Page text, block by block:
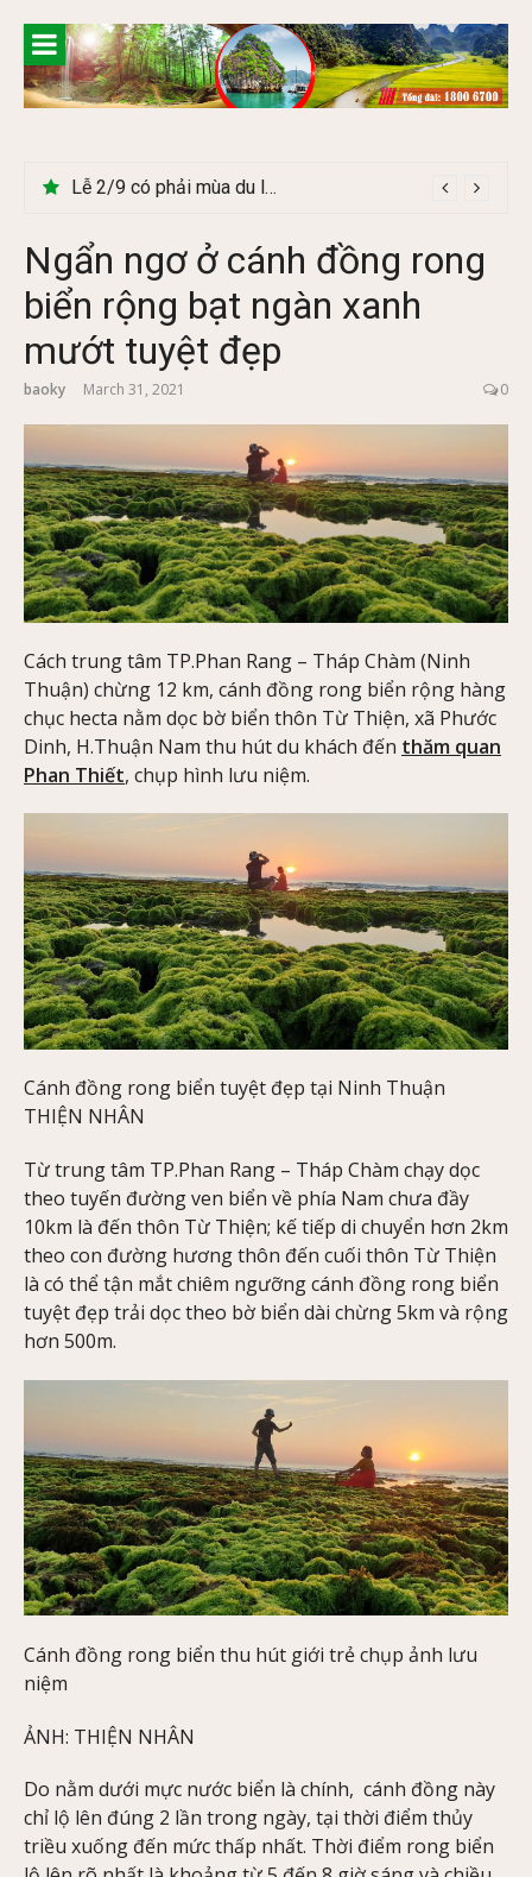
content
Lễ 2/9 có phải mùa du lịch Hà Giang đẹp không?
Cây Ráy khổng lồ tại vườn Quốc gia Cúc Phương
Ngẩn ngơ ở cánh đồng rong
biển rộng bạt ngàn xanh
mướt tuyệt đẹp
baoky March 31, 2021 0
Cách trung tâm TP.Phan Rang – Tháp Chàm (Ninh
Thuận) chừng 12 km, cánh đồng rong biển rộng hàng
chục hecta nằm dọc bờ biển thôn Từ Thiện, xã Phước
Dinh, H.Thuận Nam thu hút du khách đến thăm quan
Phan Thiết, chụp hình lưu niệm.
Cánh đồng rong biển tuyệt đẹp tại Ninh Thuận
THIỆN NHÂN
Từ trung tâm TP.Phan Rang – Tháp Chàm chạy dọc
theo tuyến đường ven biển về phía Nam chưa đầy
10km là đến thôn Từ Thiện; kế tiếp di chuyển hơn 2km
theo con đường hương thôn đến cuối thôn Từ Thiện
là có thể tận mắt chiêm ngưỡng cánh đồng rong biển
tuyệt đẹp trải dọc theo bờ biển dài chừng 5km và rộng
hơn 500m.
Cánh đồng rong biển thu hút giới trẻ chụp ảnh lưu
niệm
ẢNH: THIỆN NHÂN
Do nằm dưới mực nước biển là chính, cánh đồng này
chỉ lộ lên đúng 2 lần trong ngày, tại thời điểm thủy
triều xuống đến mức thấp nhất. Thời điểm rong biển